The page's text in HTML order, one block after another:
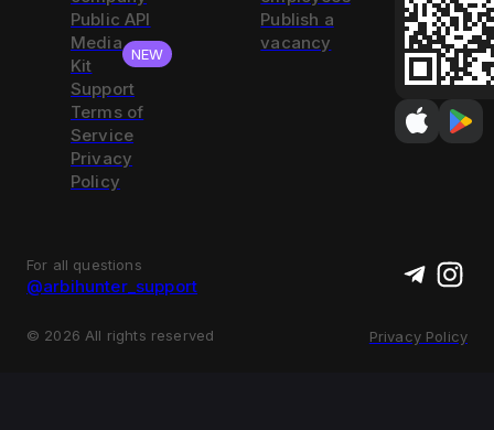
Public API
Media
Kit
NEW
Support
Terms of
Service
Privacy
Policy
Publish a
vacancy
For all questions
@arbihunter_support
© 2026 All rights reserved Privacy Policy